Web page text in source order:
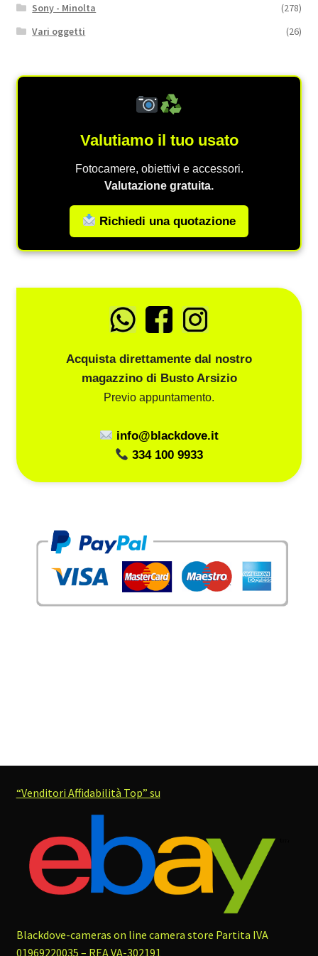
Sony - Minolta
(278)
Vari oggetti
(26)
Valutiamo il tuo usato
Fotocamere, obiettivi e accessori.
Valutazione gratuita.
Richiedi una quotazione
Acquista direttamente dal nostro
magazzino di Busto Arsizio
Previo appuntamento.
info@blackdove.it
334 100 9933
“Venditori Affidabilità Top” su
Blackdove-cameras on line camera store Partita IVA
01969220035 – REA VA-302191